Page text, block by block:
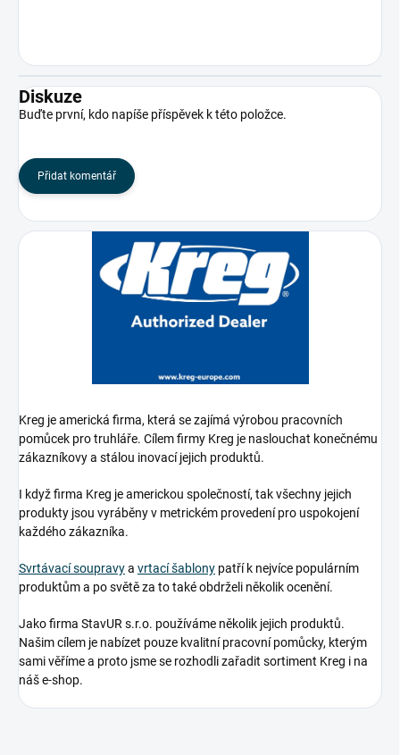
Diskuze
Buďte první, kdo napíše příspěvek k této položce.
Přidat komentář
Kreg je americká firma, která se zajímá výrobou pracovních
pomůcek pro truhláře. Cílem firmy Kreg je naslouchat konečnému
zákazníkovy a stálou inovací jejich produktů.
I když firma Kreg je americkou společností, tak všechny jejich
produkty jsou vyráběny v metrickém provedení pro uspokojení
každého zákazníka.
Svrtávací soupravya vrtací šablony patří k nejvíce populárním
produktům a po světě za to také obdrželi několik ocenění.
Jako firma StavUR s.r.o. používáme několik jejich produktů.
Našim cílem je nabízet pouze kvalitní pracovní pomůcky, kterým
sami věříme a proto jsme se rozhodli zařadit sortiment Kreg i na
náš e-shop.